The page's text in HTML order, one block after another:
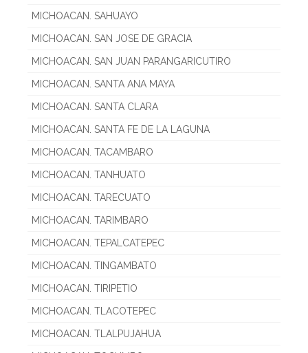
MICHOACAN. SAHUAYO
MICHOACAN. SAN JOSE DE GRACIA
MICHOACAN. SAN JUAN PARANGARICUTIRO
MICHOACAN. SANTA ANA MAYA
MICHOACAN. SANTA CLARA
MICHOACAN. SANTA FE DE LA LAGUNA
MICHOACAN. TACAMBARO
MICHOACAN. TANHUATO
MICHOACAN. TARECUATO
MICHOACAN. TARIMBARO
MICHOACAN. TEPALCATEPEC
MICHOACAN. TINGAMBATO
MICHOACAN. TIRIPETIO
MICHOACAN. TLACOTEPEC
MICHOACAN. TLALPUJAHUA